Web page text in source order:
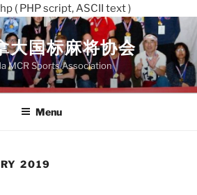
( PHP script, ASCII text )
大国标麻将协会
MCR Sports Association
Menu
2019